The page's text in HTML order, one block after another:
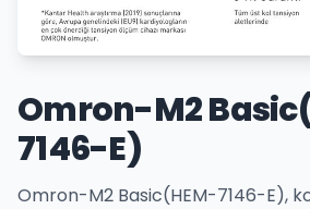
Omron-M2
7146-E)
Omron-M2 Basic(HEM-7146-E),